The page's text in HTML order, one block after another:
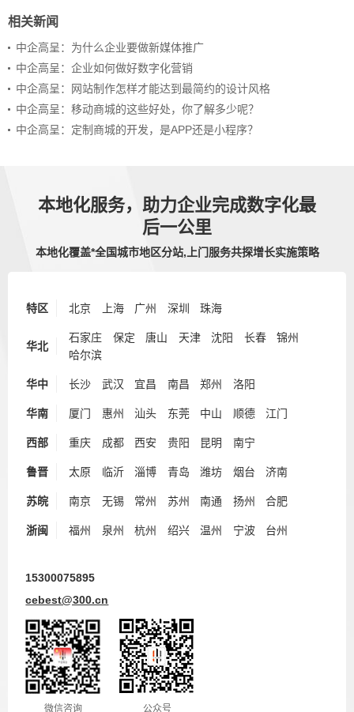
相关新闻
中企高呈：为什么企业要做新媒体推广
中企高呈：企业如何做好数字化营销
中企高呈：网站制作怎样才能达到最简约的设计风格
中企高呈：移动商城的这些好处，你了解多少呢？
中企高呈：定制商城的开发，是APP还是小程序？
本地化服务，助力企业完成数字化最
后一公里
本地化覆盖*全国城市地区分站,上门服务共探增长实施策略
特区 北京 上海 广州 深圳 珠海
华北
石家庄 保定 唐山 天津 沈阳 长春
锦州
哈尔滨
华中 长沙 武汉 宜昌 南昌 郑州 洛阳
华南 厦门 惠州 汕头 东莞 中山 顺德 江门
西部 重庆 成都 西安 贵阳 昆明 南宁
鲁晋 太原 临沂 淄博 青岛 潍坊 烟台 济南
苏皖 南京 无锡 常州 苏州 南通 扬州 合肥
浙闽 福州 泉州 杭州 绍兴 温州 宁波 台州
15300075895
cebest@300.cn
微信咨询 公众号